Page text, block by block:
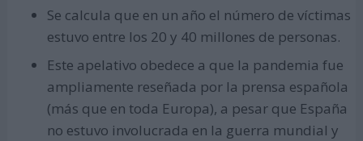
Se calcula que en un año el número de víctimas
estuvo entre los 20 y 40 millones de personas.
Este apelativo obedece a que la pandemia fue
ampliamente reseñada por la prensa española
(más que en toda Europa), a pesar que España
no estuvo involucrada en la guerra mundial y